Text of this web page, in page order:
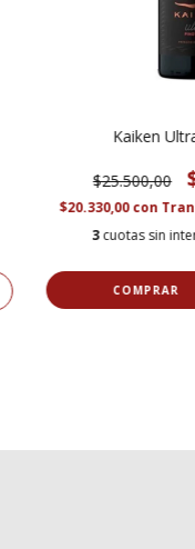
Kaiken
$25.500,00
$20.330,00con
3cuotas sin